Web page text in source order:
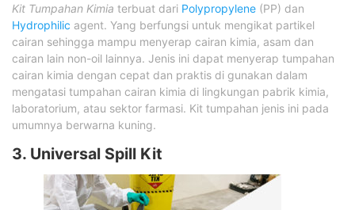
Kit Tumpahan Kimia terbuat dari Polypropylene (PP) dan
Hydrophilic agent. Yang berfungsi untuk mengikat partikel
cairan sehingga mampu menyerap cairan kimia, asam dan
cairan lain non-oil lainnya. Jenis ini dapat menyerap tumpahan
cairan kimia dengan cepat dan praktis di gunakan dalam
mengatasi tumpahan cairan kimia di lingkungan pabrik kimia,
laboratorium, atau sektor farmasi. Kit tumpahan jenis ini pada
umumnya berwarna kuning.
3. Universal Spill Kit